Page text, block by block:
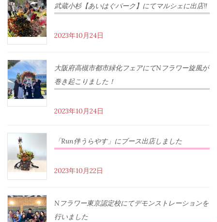
武蔵小杉【あいはぐパーク】にてマルシェに出店‼︎
2023年10月24日
大阪府高槻市都市緑化フェアにてNフラワー旋風が
巻き起こりました！
2023年10月24日
「Run伴うらやす」にブース出店しました
2023年10月22日
Nフラワー東京認定校にてデモンストレーションを
行いました